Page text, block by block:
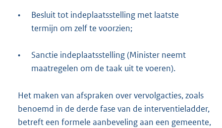
•
Besluit tot indeplaatsstelling met laatste
termijn om zelf te voorzien;
•
Sanctie indeplaatsstelling (Minister neemt
maatregelen om de taak uit te voeren).
Het maken van afspraken over vervolgacties, zoals
benoemd in de derde fase van de interventieladder,
betreft een formele aanbeveling aan een gemeente,